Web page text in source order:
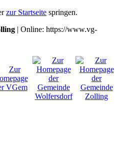
zur Startseite springen.
| Online: https://www.vg-